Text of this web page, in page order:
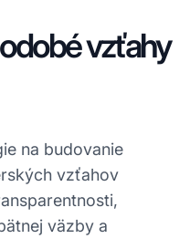
vzťahy
na budovanie
vzťahov
väzby a